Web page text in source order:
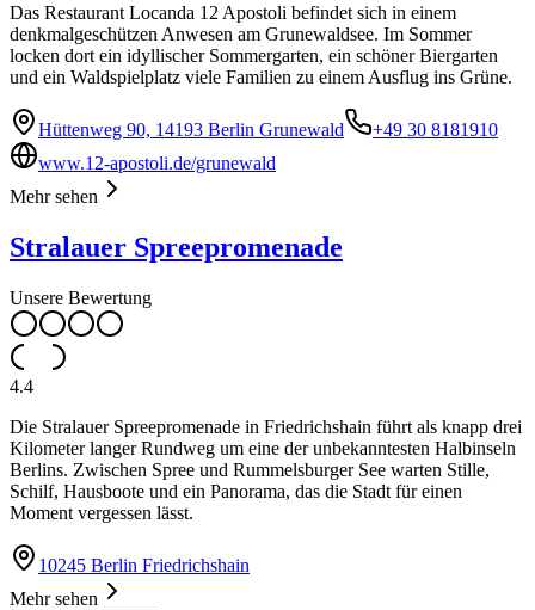
Das Restaurant Locanda 12 Apostoli befindet sich in einem
denkmalgeschützen Anwesen am Grunewaldsee. Im Sommer
locken dort ein idyllischer Sommergarten, ein schöner Biergarten
und ein Waldspielplatz viele Familien zu einem Ausflug ins Grüne.
Hüttenweg 90, 14193 Berlin Grunewald
+49 30 8181910
www.12-apostoli.de/grunewald
Mehr sehen
Stralauer Spreepromenade
Unsere Bewertung
4.4
Die Stralauer Spreepromenade in Friedrichshain führt als knapp drei
Kilometer langer Rundweg um eine der unbekanntesten Halbinseln
Berlins. Zwischen Spree und Rummelsburger See warten Stille,
Schilf, Hausboote und ein Panorama, das die Stadt für einen
Moment vergessen lässt.
10245 Berlin Friedrichshain
Mehr sehen